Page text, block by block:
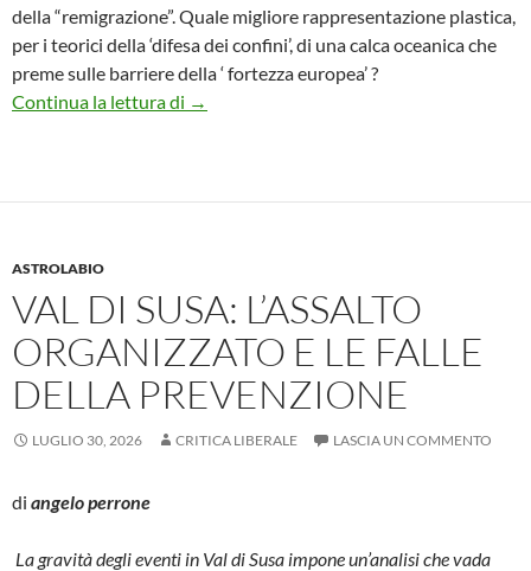
della “remigrazione”. Quale migliore rappresentazione plastica,
per i teorici della ‘difesa dei confini’, di una calca oceanica che
preme sulle barriere della ‘ fortezza europea’ ?
Continua la lettura di
La lezione Ceuta: se la “logica del
→
ASTROLABIO
VAL DI SUSA: L’ASSALTO
ORGANIZZATO E LE FALLE
DELLA PREVENZIONE
LUGLIO 30, 2026 CRITICA LIBERALE LASCIA UN COMMENTO
di angelo perrone
La gravità degli eventi in Val di Susa impone un’analisi che vada